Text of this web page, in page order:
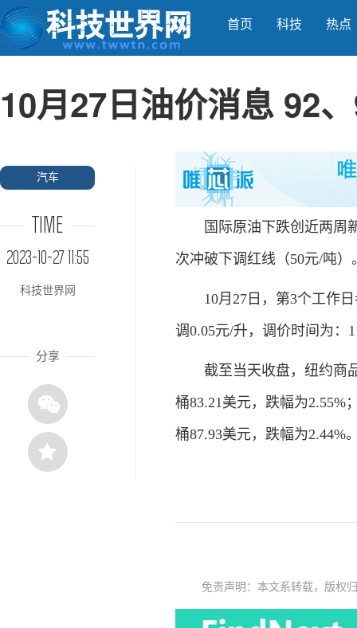
首页 科技 热点
10月27日油价消息 92
汽车
TIME
2023-10-27 11:55
科技世界网
分享
国际原油下跌创近两周新
次冲破下调红线（50元/吨
10月27日，第3个工作日
调0.05元/升，调价时间为：
截至当天收盘，纽约商品
桶83.21美元，跌幅为2.55%
桶87.93美元，跌幅为2.44%
免责声明：本文系转载，版权